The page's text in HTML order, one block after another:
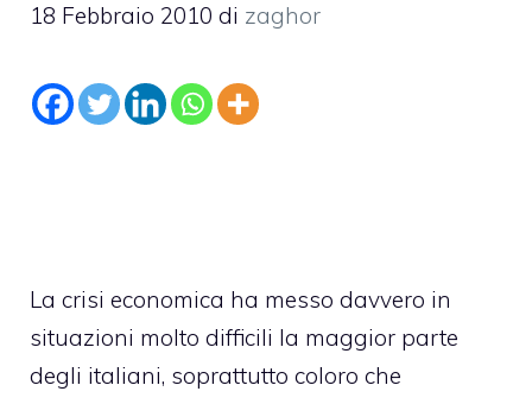
18 Febbraio 2010 di zaghor
La crisi economica ha messo davvero in
situazioni molto difficili la maggior parte
degli italiani, soprattutto coloro che